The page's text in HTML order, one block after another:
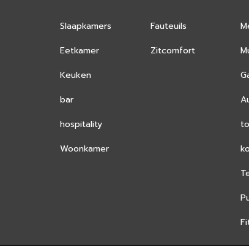
Slaapkamers
Eetkamer
Keuken
bar
hospitality
Woonkamer
Fauteuils
Zitcomfort